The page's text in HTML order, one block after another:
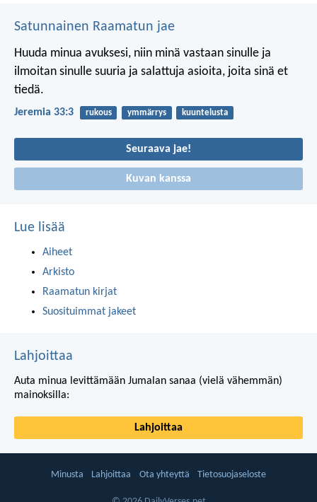
Satunnainen Raamatun jae
Huuda minua avuksesi, niin minä vastaan sinulle ja
ilmoitan sinulle suuria ja salattuja asioita, joita sinä et
tiedä.
Jeremia 33:3 rukous ymmärrys kuuntelusta
Seuraava jae!
Kuvan kanssa
Lue lisää
Aiheet
Arkisto
Raamatun kirjat
Suosituimmat jakeet
Lahjoittaa
Auta minua levittämään Jumalan sanaa (vielä vähemmän)
mainoksilla:
Lahjoittaa
Minusta Lahjoittaa Ota yhteyttä Tietosuojaseloste